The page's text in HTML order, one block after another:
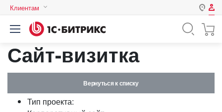
Клиентам
Авторизация
Логин
Сайт-визитка
Вернуться к списку
Тип проекта: